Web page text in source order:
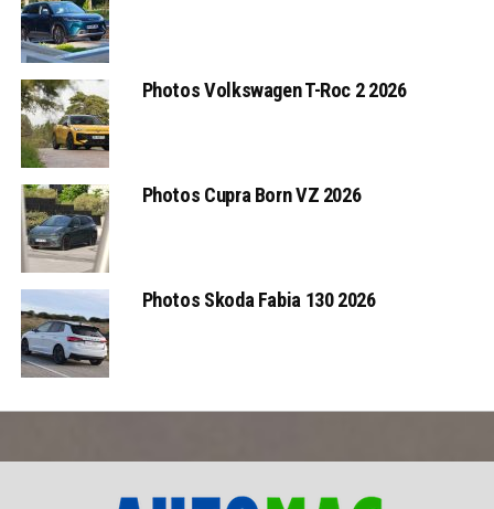
Photos Volkswagen T-Roc 2 2026
Photos Cupra Born VZ 2026
Photos Skoda Fabia 130 2026